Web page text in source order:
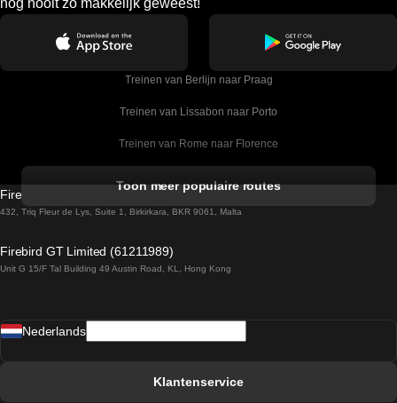
nog nooit zo makkelijk geweest!
Treinen van Berlijn naar Praag
Treinen van Lissabon naar Porto
Treinen van Rome naar Florence
Treinen van Sevilla naar Barcelona
Treinen van Praag naar Wenen
Toon meer populaire routes
Firebird GT Limited (OC 1451)
432, Triq Fleur de Lys, Suite 1, Birkirkara, BKR 9061, Malta
Firebird GT Limited (61211989)
Unit G 15/F Tal Building 49 Austin Road, KL, Hong Kong
Nederlands
Klantenservice